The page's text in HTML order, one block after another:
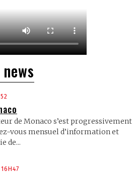
de Monaco s’est progressivement
vous mensuel d’information et
de...